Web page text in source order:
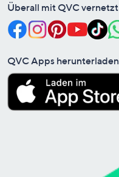
Überall mit QVC vernetzt
QVC Apps herunterladen